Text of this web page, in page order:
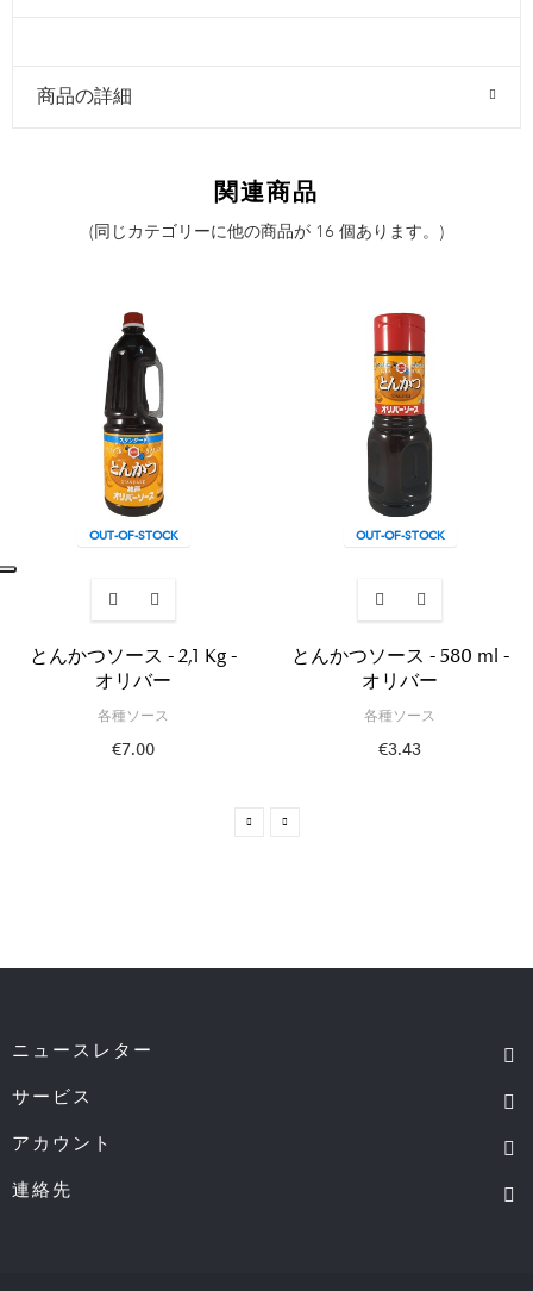
商品の詳細
関連商品
(同じカテゴリーに他の商品が 16 個あります。)
OUT-OF-STOCK
とんかつソース - 2,1 Kg -
オリバー
各種ソース
€7.00
OUT-OF-STOCK
とんかつソース - 580 ml -
オリバー
各種ソース
€3.43
ニュースレター
サービス
アカウント
連絡先